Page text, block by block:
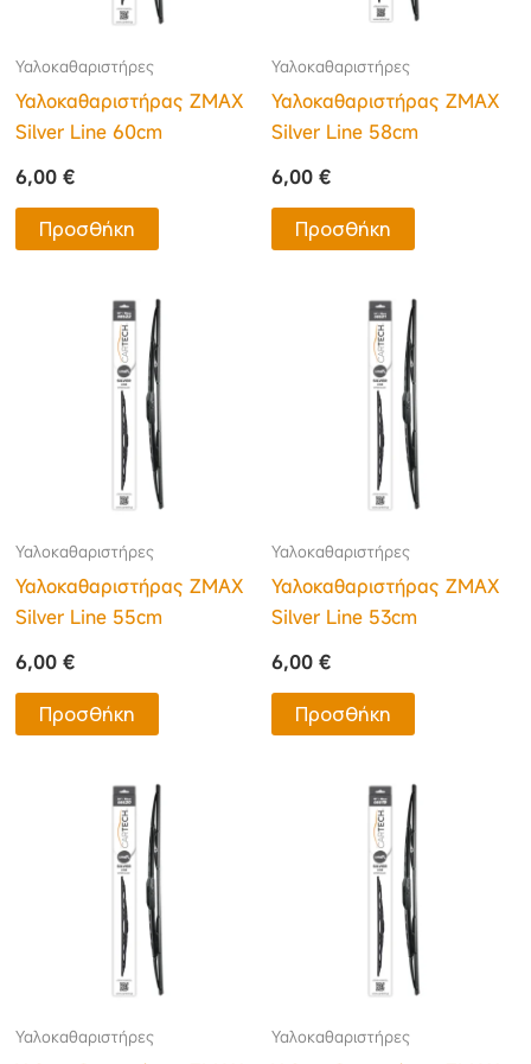
Υαλοκαθαριστήρες
Υαλοκαθαριστήρας ΖΜΑΧ
Silver Line 60cm
6,00€
Προσθήκη
Υαλοκαθαριστήρες
Υαλοκαθαριστήρας ΖΜΑΧ
Silver Line 58cm
6,00 €
Προσθήκη
Υαλοκαθαριστήρες
Υαλοκαθαριστήρας ΖΜΑΧ
Silver Line 55cm
6,00€
Προσθήκη
Υαλοκαθαριστήρες
Υαλοκαθαριστήρας ΖΜΑΧ
Silver Line 53cm
6,00 €
Προσθήκη
Υαλοκαθαριστήρες Υαλοκαθαριστήρες